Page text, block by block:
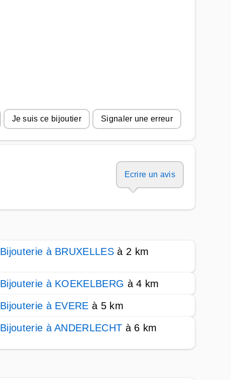
Je suis ce bijoutier Signaler une erreur
Ecrire un avis
Bijouterie à BRUXELLES à 2 km
Bijouterie à KOEKELBERG à 4 km
Bijouterie à EVERE à 5 km
Bijouterie à ANDERLECHT à 6 km